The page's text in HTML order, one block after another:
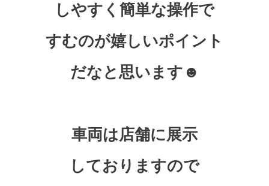
しやすく簡単な操作で
すむのが嬉しいポイント
だなと思います☻
車両は店舗に展示
しておりますので